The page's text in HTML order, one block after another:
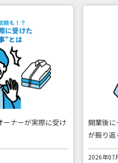
ーナーが実際に受け
開業後
が振り
2026年07